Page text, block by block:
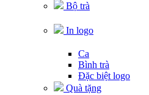
Bộ trà
In logo
Ca
Bình trà
Đặc biệt logo
Quà tặng